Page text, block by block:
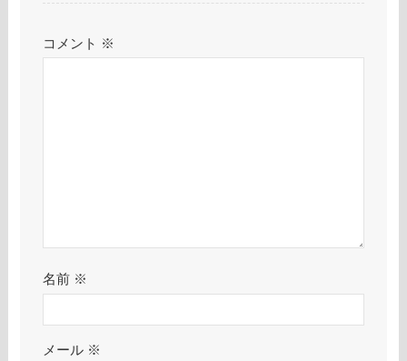
コメント ※
名前 ※
メール ※